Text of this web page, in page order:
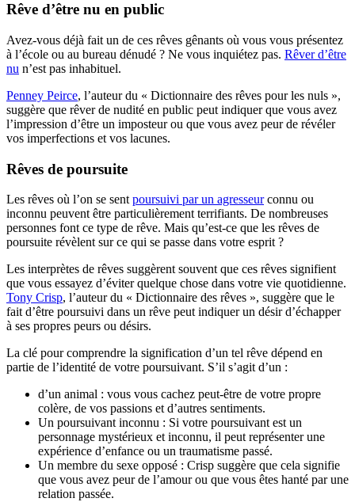
Rêve d’être nu en public
Avez-vous déjà fait un de ces rêves gênants où vous vous présentez
à l’école ou au bureau dénudé ? Ne vous inquiétez pas. Rêver d’être
nu n’est pas inhabituel.
Penney Peirce, l’auteur du « Dictionnaire des rêves pour les nuls »,
suggère que rêver de nudité en public peut indiquer que vous avez
l’impression d’être un imposteur ou que vous avez peur de révéler
vos imperfections et vos lacunes.
Rêves de poursuite
Les rêves où l’on se sentpoursuivi par un agresseurconnu ou
inconnu peuvent être particulièrement terrifiants. De nombreuses
personnes font ce type de rêve. Mais qu’est-ce que les rêves de
poursuite révèlent sur ce qui se passe dans votre esprit ?
Les interprètes de rêves suggèrent souvent que ces rêves signifient
que vous essayez d’éviter quelque chose dans votre vie quotidienne.
Tony Crisp, l’auteur du « Dictionnaire des rêves », suggère que le
fait d’être poursuivi dans un rêve peut indiquer un désir d’échapper
à ses propres peurs ou désirs.
La clé pour comprendre la signification d’un tel rêve dépend en
partie de l’identité de votre poursuivant. S’il s’agit d’un :
d’un animal : vous vous cachez peut-être de votre propre
colère, de vos passions et d’autres sentiments.
Un poursuivant inconnu : Si votre poursuivant est un
personnage mystérieux et inconnu, il peut représenter une
expérience d’enfance ou un traumatisme passé.
Un membre du sexe opposé : Crisp suggère que cela signifie
que vous avez peur de l’amour ou que vous êtes hanté par une
relation passée.